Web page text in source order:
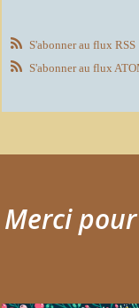
S'abonner au flux RSS
S'abonner au flux
Merci